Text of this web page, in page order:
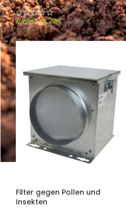
6,20€–8,20€ inkl. MwSt
Filter gegen Pollen und
Insekten